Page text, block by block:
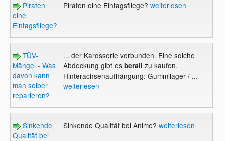
Piraten
eine
Eintagsfliege?
Piraten eine Eintagsfliege? weiterlesen
TÜV-
Mängel - Was
davon kann
man selber
reparieren?
... der Karosserie verbunden. Eine solche
Abdeckung gibt es berall zu kaufen.
Hinterachsenaufhängung: Gummilager / ...
weiterlesen
Sinkende
Qualität bei
Sinkende Qualität bei Anime? weiterlesen